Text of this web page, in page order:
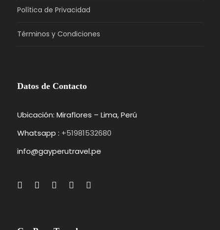
Política de Privacidad
Términos y Condiciones
Datos de Contacto
Ubicación: Miraflores – Lima, Perú
Whatsapp : +51981532680
info@gayperutravel.pe